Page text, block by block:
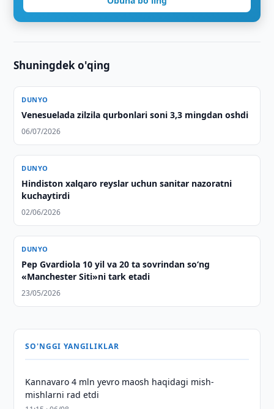
Shuningdek o'qing
DUNYO
Venesuelada zilzila qurbonlari soni 3,3 mingdan oshdi
06/07/2026
DUNYO
Hindiston xalqaro reyslar uchun sanitar nazoratni
kuchaytirdi
02/06/2026
DUNYO
Pep Gvardiola 10 yil va 20 ta sovrindan so‘ng
«Manchester Siti»ni tark etadi
23/05/2026
SO'NGGI YANGILIKLAR
Kannavaro 4 mln yevro maosh haqidagi mish-
mishlarni rad etdi